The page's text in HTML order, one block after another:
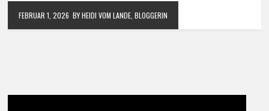
FEBRUAR 1, 2026 BY HEIDI VOM LANDE, BLOGGERIN